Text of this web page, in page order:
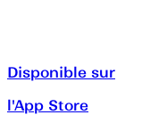
Disponible sur
l'App Store